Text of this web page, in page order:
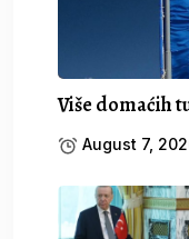
Više domaćih
August 7,